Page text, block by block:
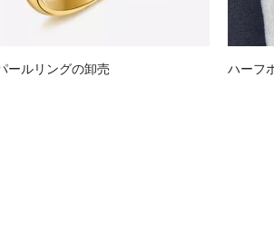
ールリングの卸売 ハーフ